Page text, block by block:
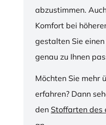
abzustimmen.
Komfort bei
gestalten Sie
genau zu Ihnen
Möchten Sie mehr
erfahren? Dann
den Stoffarten des